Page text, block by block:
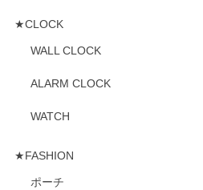
★CLOCK
WALL CLOCK
ALARM CLOCK
WATCH
★FASHION
ポーチ